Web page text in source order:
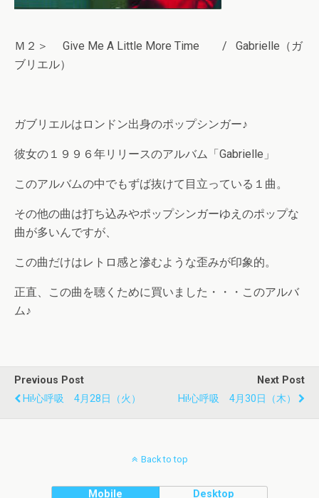
Ｍ２＞ Give Me A Little More Time / Gabrielle（ガ
ブリエル）
ガブリエルはロンドン出身のポップシンガー♪
彼女の１９９６年リリースのアルバム「Gabrielle」
このアルバムの中でもずば抜けて目立っている１曲。
その他の曲は打ち込みやポップシンガーゆえのポップな
曲が多いんですが、
この曲だけはレトロ感と滲むような歪みが印象的。
正直、この曲を聴くために買いました・・・このアルバ
ム♪
Previous Post
Hi!心呼吸 4月28日（火）
Next Post
Hi!心呼吸 4月30日（木）
Back to top
Mobile Desktop